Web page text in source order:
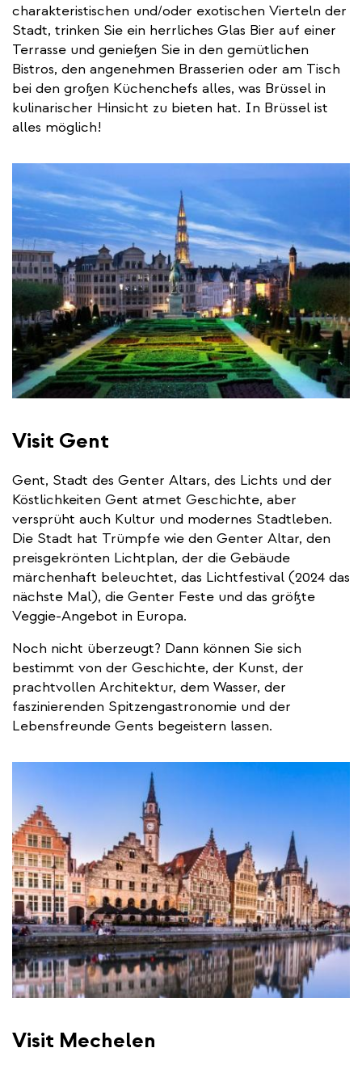
charakteristischen und/oder exotischen Vierteln der
Stadt, trinken Sie ein herrliches Glas Bier auf einer
Terrasse und genießen Sie in den gemütlichen
Bistros, den angenehmen Brasserien oder am Tisch
bei den großen Küchenchefs alles, was Brüssel in
kulinarischer Hinsicht zu bieten hat. In Brüssel ist
alles möglich!
Visit Gent
Gent, Stadt des Genter Altars, des Lichts und der
Köstlichkeiten Gent atmet Geschichte, aber
versprüht auch Kultur und modernes Stadtleben.
Die Stadt hat Trümpfe wie den Genter Altar, den
preisgekrönten Lichtplan, der die Gebäude
märchenhaft beleuchtet, das Lichtfestival (2024 das
nächste Mal), die Genter Feste und das größte
Veggie-Angebot in Europa.
Noch nicht überzeugt? Dann können Sie sich
bestimmt von der Geschichte, der Kunst, der
prachtvollen Architektur, dem Wasser, der
faszinierenden Spitzengastronomie und der
Lebensfreunde Gents begeistern lassen.
Visit Mechelen